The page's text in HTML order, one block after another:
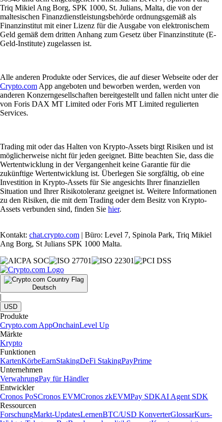
Triq Mikiel Ang Borg, SPK 1000, St. Julians, Malta, die von der
maltesischen Finanzdienstleistungsbehörde ordnungsgemäß als
Finanzinstitut mit einer Lizenz für die Ausgabe von elektronischem
Geld gemäß dem dritten Anhang zum Gesetz über Finanzinstitute (E-
Geld-Institute) zugelassen ist.
Alle anderen Produkte oder Services, die auf dieser Webseite oder der
Crypto.com App angeboten und beworben werden, werden von
anderen Konzerngesellschaften bereitgestellt und fallen nicht unter die
von Foris DAX MT Limited oder Foris MT Limited regulierten
Services.
Trading mit oder das Halten von Krypto-Assets birgt Risiken und ist
möglicherweise nicht für jeden geeignet. Bitte beachten Sie, dass die
Wertentwicklung in der Vergangenheit keine Garantie für die
zukünftige Wertentwicklung ist. Überlegen Sie sorgfältig, ob eine
Investition in Krypto-Assets für Sie angesichts Ihrer finanziellen
Situation und Ihrer Risikotoleranz geeignet ist. Weitere Informationen
zu den Risiken, die mit dem Trading oder dem Besitz von Krypto-
Assets verbunden sind, finden Sie hier.
Kontakt: chat.crypto.com | Büro: Level 7, Spinola Park, Triq Mikiel
Ang Borg, St Julians SPK 1000 Malta.
Deutsch
|
USD
Produkte
Crypto.com AppOnchainLevel Up
Märkte
Krypto
Funktionen
KartenKörbeEarnStakingDeFi StakingPayPrime
Unternehmen
VerwahrungPay für Händler
Entwickler
Cronos PoSCronos EVMCronos zkEVMPay SDKAI Agent SDK
Ressourcen
ForschungMarkt-UpdatesLernenBTC/USD KonverterGlossarKurs-